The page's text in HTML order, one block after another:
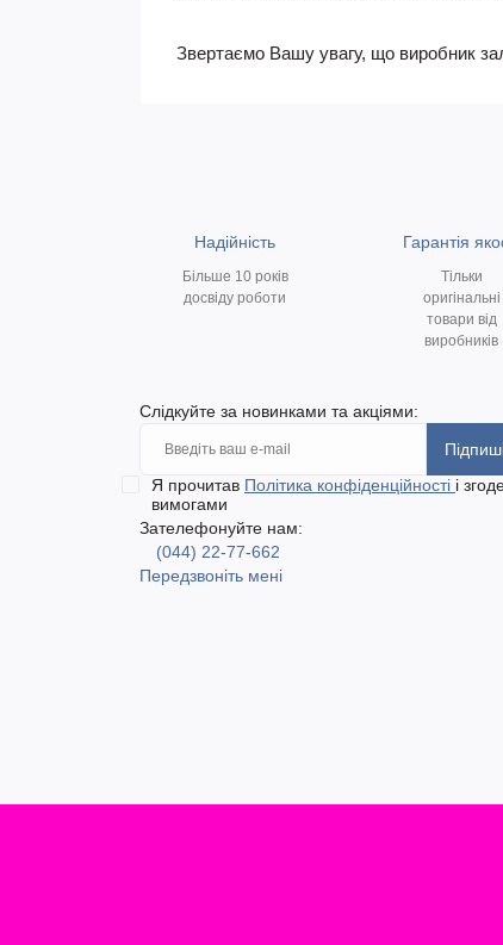
Звертаємо Вашу увагу, що виробник
Надійність
Більше 10 років
досвіду роботи
Гарантія
Тільки
оригінальні
товари від
виробників
Слідкуйте за новинками та акціями:
Я прочитав Політика конфіденційності і
вимогами
Зателефонуйте нам:
(044) 22-77-662
Передзвоніть мені